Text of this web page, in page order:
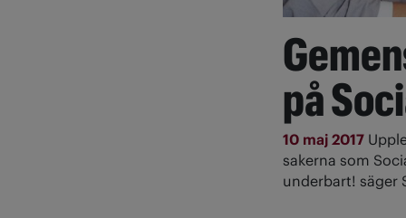
på
10 maj 2017
sakerna som
underbart! säger